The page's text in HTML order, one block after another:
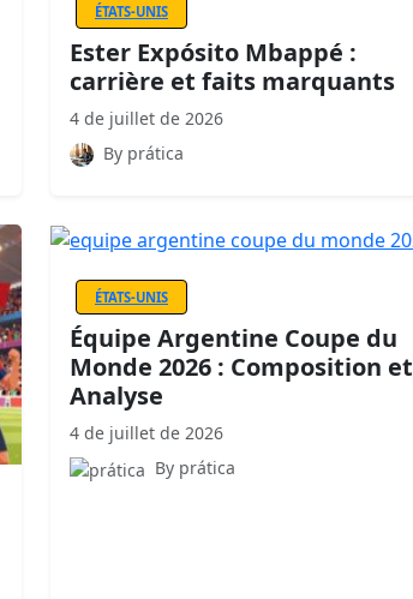
ÉTATS-UNIS
Ester Expósito Mbappé :
carrière et faits marquants
4 de juillet de 2026
By prática
ÉTATS-UNIS
Équipe Argentine Coupe du
Monde 2026 : Composition et
Analyse
4 de juillet de 2026
By prática